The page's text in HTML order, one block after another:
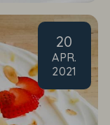
20
APR.
2021